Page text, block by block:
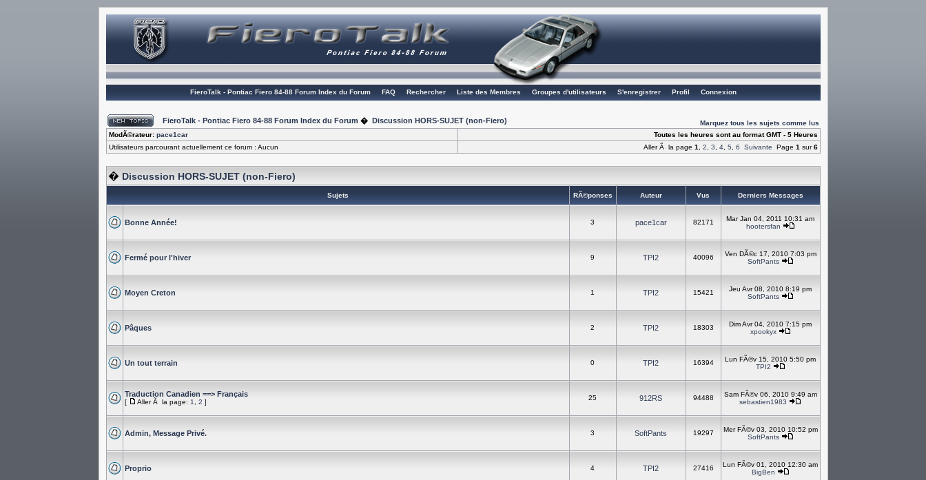
FieroTalk - Pontiac Fiero 84-88 Forum Index du Forum FAQ Rechercher Liste des Membres Groupes d'utilisateurs S'enregistrer Profil Connexion
FieroTalk - Pontiac Fiero 84-88 Forum Index du Forum � Discussion HORS-SUJET (non-Fiero)
Marquez tous les sujets comme lus
ModÃ©rateur: pace1car
Toutes les heures sont au format GMT - 5 Heures
Utilisateurs parcourant actuellement ce forum : Aucun
Aller Ã la page 1 2 3 4, 5 6 Suivante Page 1 sur6
� Discussion HORS-SUJET (non-Fiero)
Sujets RÃ©ponses Auteur Vus Derniers Messages
Bonne Année! 3 pace1car 82171
Mar Jan 04, 2011 10:31 am
hootersfan
Fermé pour l'hiver 9 TPI2 40096
Ven DÃ©c 17, 2010 7:03 pm
SoftPants
Moyen Creton 1 TPI2 15421
Jeu Avr 08, 2010 8:19 pm
SoftPants
Pâques 2 TPI2 18303
Dim Avr 04, 2010 7:15 pm
xpookyx
Un tout terrain 0 TPI2 16394
Lun FÃ©v 15, 2010 5:50 pm
TPI2
Traduction Canadien ==> Français
[ Aller Ã la page: 1 2 ]
25 912RS 94488
Sam FÃ©v 06, 2010 9:49 am
sebastien1983
Admin, Message Privé. 3 SoftPants 19297
Mer FÃ©v 03, 2010 10:52 pm
SoftPants
Proprio 4 TPI2 27416
Lun FÃ©v 01, 2010 12:30 am
BigBen